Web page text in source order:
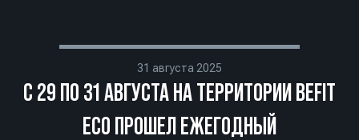
31 августа 2025
С 29 ПО 31 АВГУСТА НА ТЕРРИТОРИИ BEFIT
ECO ПРОШЕЛ ЕЖЕГОДНЫЙ